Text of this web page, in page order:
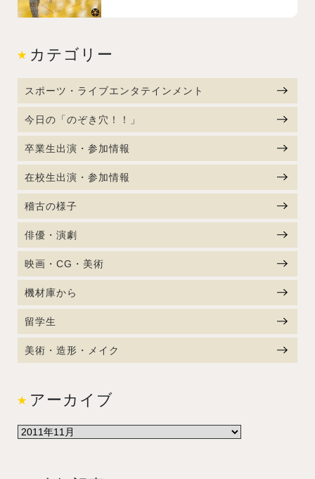
カテゴリー
スポーツ・ライブエンタテインメント
今日の「のぞき穴！！」
卒業生出演・参加情報
在校生出演・参加情報
稽古の様子
俳優・演劇
映画・CG・美術
機材庫から
留学生
美術・造形・メイク
アーカイブ